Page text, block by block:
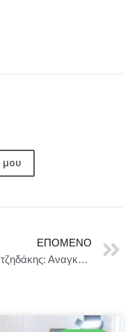
μου
ΕΠΌΜΕΝΟ
Κ. Χατζηδάκης: Αναγκαία μια εθνική συμμαχία κοινής λογικής